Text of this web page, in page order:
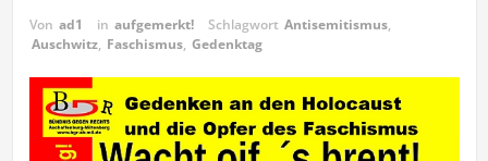
Von ad1 in aufgemerkt! Schlagwort Antisemitismus,
Auschwitz, Faschismus, Gedenktag